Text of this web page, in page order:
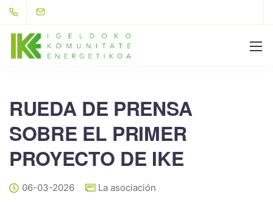
RUEDA DE PRENSA
SOBRE EL PRIMER
PROYECTO DE IKE
06-03-2026 La asociación